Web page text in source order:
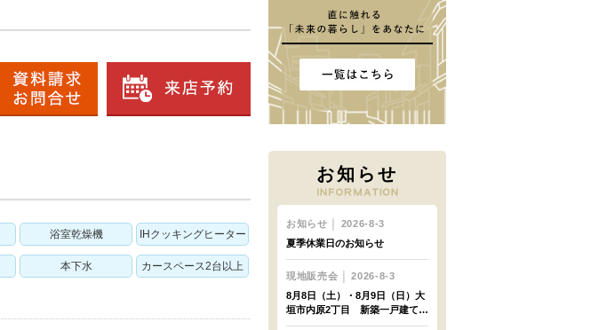
浴室乾燥機 IHクッキングヒーター
本下水 カースペース2台以上
お知らせ